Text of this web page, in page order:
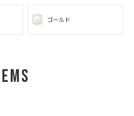
ゴールド